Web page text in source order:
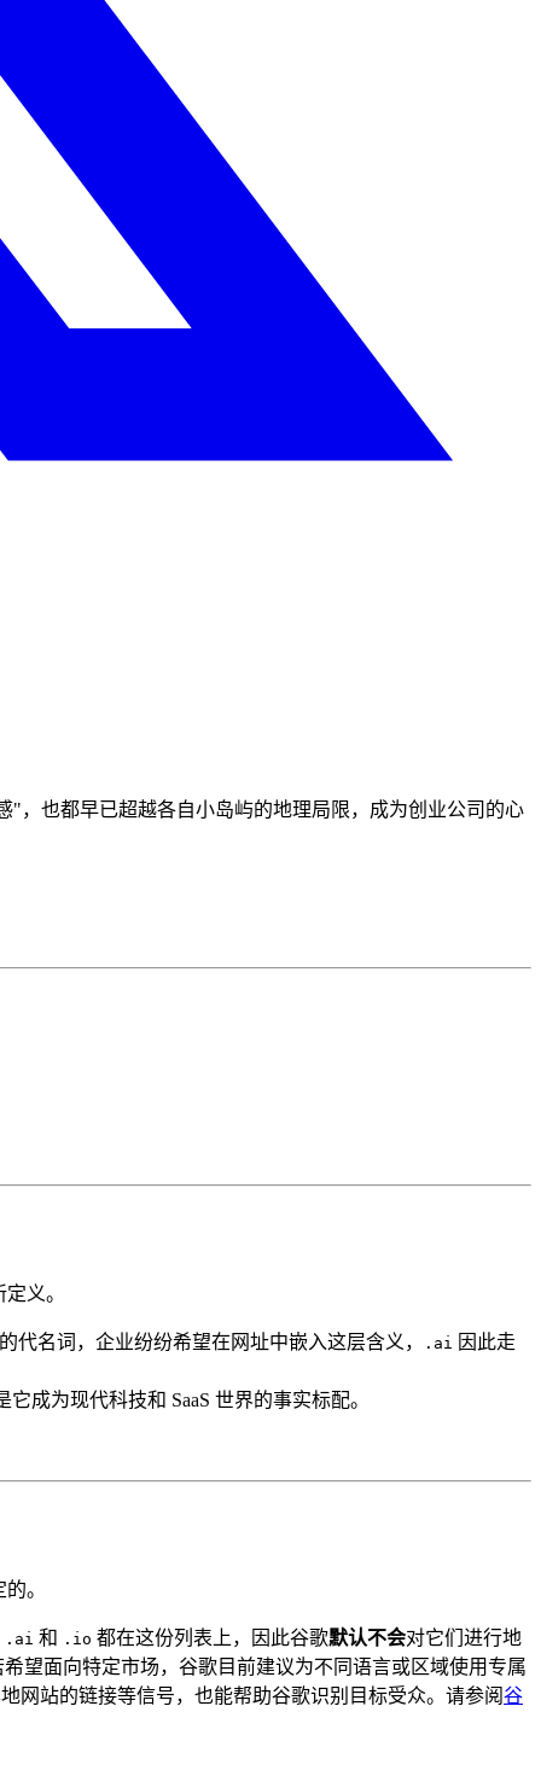
"，也都早已超越各自小岛屿的地理局限，成为创业公司的心
义。
代名词，企业纷纷希望在网址中嵌入这层含义， .ai 因此走
为现代科技和 SaaS 世界的事实标配。
。
.ai 和 .io 都在这份列表上，因此谷歌默认不会对它们进行地
望面向特定市场，谷歌目前建议为不同语言或区域使用专属
网站的链接等信号，也能帮助谷歌识别目标受众。请参阅谷